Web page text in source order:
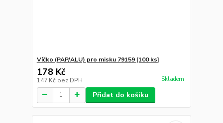
Víčko (PAP/ALU) pro misku 79159 [100 ks]
178 Kč
147 Kč bez DPH Skladem
Přidat do košíku